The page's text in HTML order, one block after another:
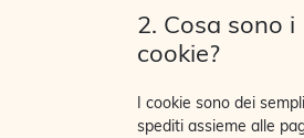
2. Cosa sono i
cookie?
I cookie sono dei
spediti assieme alle